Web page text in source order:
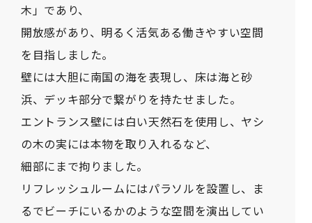
木」であり、
開放感があり、明るく活気ある働きやすい空間
を目指しました。
壁には大胆に南国の海を表現し、床は海と砂
浜、デッキ部分で繋がりを持たせました。
エントランス壁には白い天然石を使用し、ヤシ
の木の実には本物を取り入れるなど、
細部にまで拘りました。
リフレッシュルームにはパラソルを設置し、ま
るでビーチにいるかのような空間を演出してい